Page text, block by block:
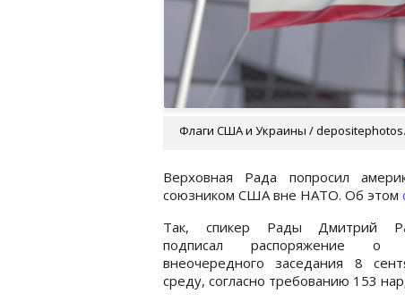
Флаги США и Украины /
Верховная Рада попросил
союзником США вне НАТО. Об этом
Так, спикер Рады Дмитрий
подписал распоряжение о
внеочередного заседания 8
среду, согласно требованию 153